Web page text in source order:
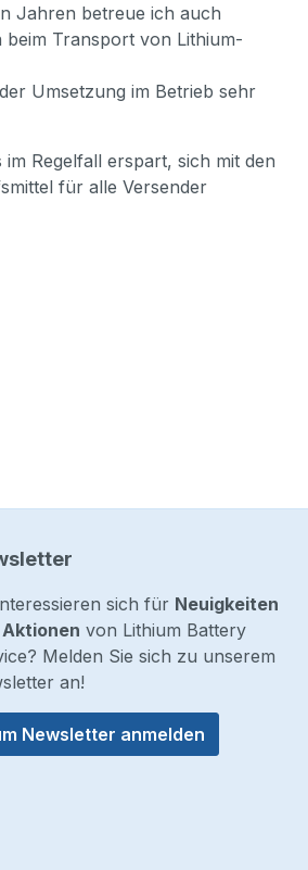
Jahren betreue ich auch
Transport von Lithium-
Umsetzung im Betrieb sehr
Regelfall erspart, sich mit den
für alle Versender
sich für Neuigkeiten
Aktionen von Lithium Battery
Melden Sie sich zu unserem
an!
Newsletter anmelden